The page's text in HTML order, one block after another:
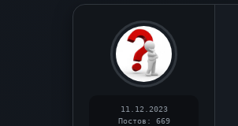
11.12.2023
Постов: 669